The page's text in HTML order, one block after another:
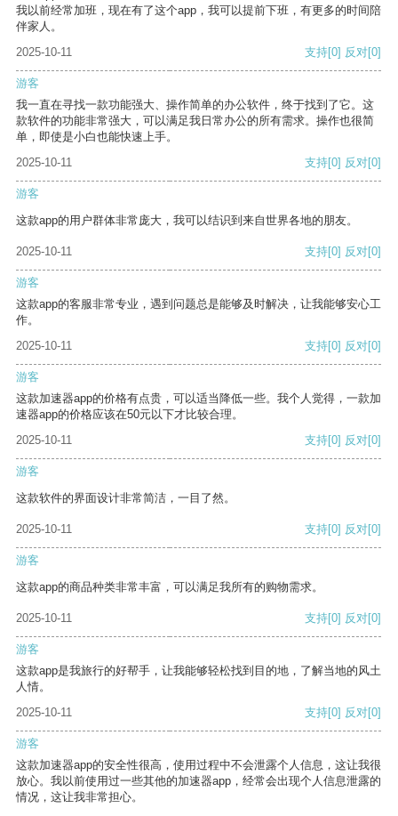
我以前经常加班，现在有了这个app，我可以提前下班，有更多的时间陪
伴家人。
2025-10-11
支持[0] 反对[0]
游客
我一直在寻找一款功能强大、操作简单的办公软件，终于找到了它。这
款软件的功能非常强大，可以满足我日常办公的所有需求。操作也很简
单，即使是小白也能快速上手。
2025-10-11
支持[0] 反对[0]
游客
这款app的用户群体非常庞大，我可以结识到来自世界各地的朋友。
2025-10-11 支持[0] 反对[0]
游客
这款app的客服非常专业，遇到问题总是能够及时解决，让我能够安心工
作。
2025-10-11
支持[0] 反对[0]
游客
这款加速器app的价格有点贵，可以适当降低一些。我个人觉得，一款加
速器app的价格应该在50元以下才比较合理。
2025-10-11
支持[0] 反对[0]
游客
这款软件的界面设计非常简洁，一目了然。
2025-10-11 支持[0] 反对[0]
游客
这款app的商品种类非常丰富，可以满足我所有的购物需求。
2025-10-11 支持[0] 反对[0]
游客
这款app是我旅行的好帮手，让我能够轻松找到目的地，了解当地的风土
人情。
2025-10-11
支持[0] 反对[0]
游客
这款加速器app的安全性很高，使用过程中不会泄露个人信息，这让我很
放心。我以前使用过一些其他的加速器app，经常会出现个人信息泄露的
情况，这让我非常担心。